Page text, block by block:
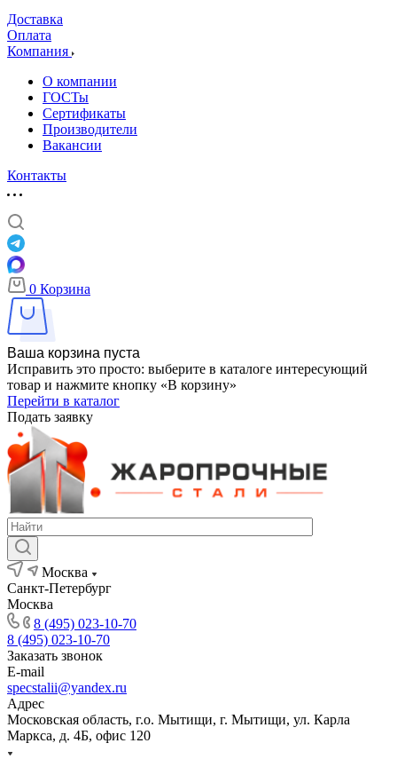
Доставка
Оплата
Компания
О компании
ГОСТы
Сертификаты
Производители
Вакансии
Контакты
0 Корзина
Ваша корзина пуста
Исправить это просто: выберите в каталоге интересующий
товар и нажмите кнопку «В корзину»
Перейти в каталог
Подать заявку
Москва
Санкт-Петербург
Москва
8 (495) 023-10-70
8 (495) 023-10-70
Заказать звонок
E-mail
specstalii@yandex.ru
Адрес
Московская область, г.о. Мытищи, г. Мытищи, ул. Карла
Маркса, д. 4Б, офис 120